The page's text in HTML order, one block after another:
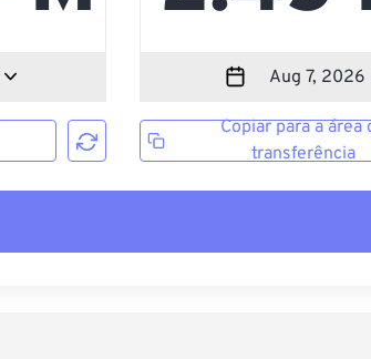
Copiar para a área
transferência